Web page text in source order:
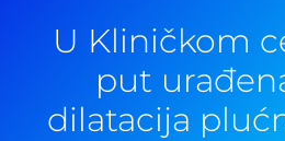
U Kliničkom
put
dilatacija